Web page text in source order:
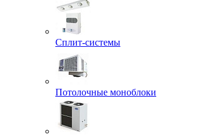
Сплит-системы
Потолочные моноблоки